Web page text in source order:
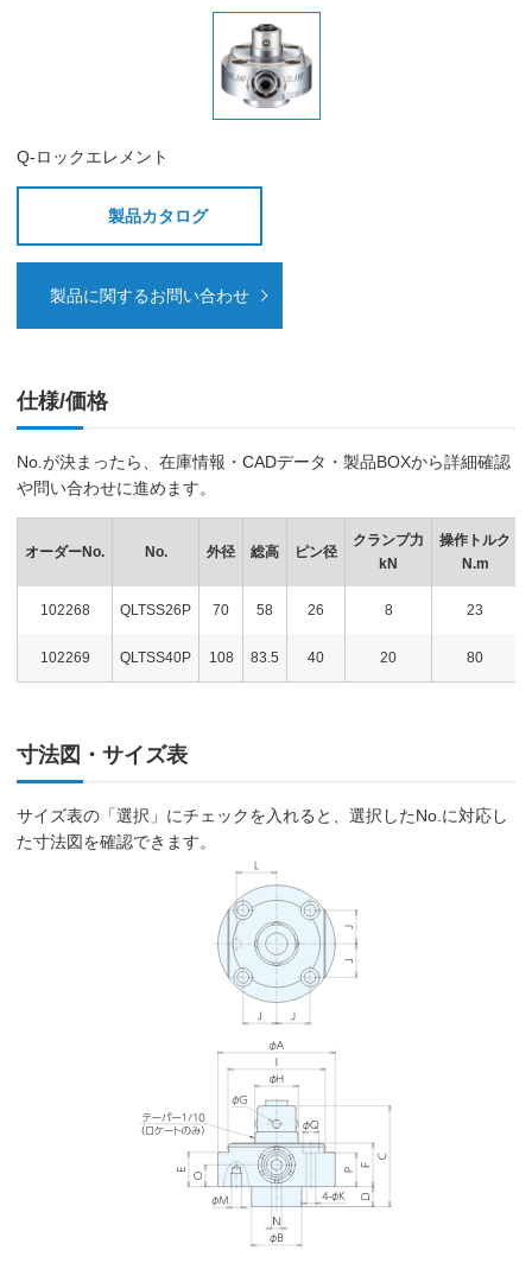
Q-ロックエレメント
製品カタログ
製品に関するお問い合わせ
仕様/価格
No.が決まったら、在庫情報・CADデータ・製品BOXから詳細確認
や問い合わせに進めます。
オーダーNo. No. 外径 総高 ピン径
クランプ力
kN
操作トルク
N.m
102268 QLTSS26P 70 58 26 8 23
102269 QLTSS40P 108 83.5 40 20 80
寸法図・サイズ表
サイズ表の「選択」にチェックを入れると、選択したNo.に対応し
た寸法図を確認できます。